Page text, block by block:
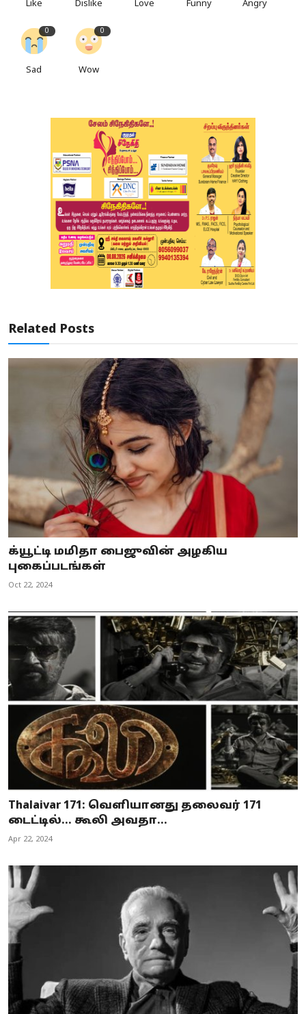
Like Dislike Love Funny Angry
0
Sad
0
Wow
Related Posts
க்யூட்டி மமிதா பைஜுவின் அழகிய
புகைப்படங்கள்
Oct 22, 2024
Thalaivar 171: வெளியானது தலைவர் 171
டைட்டில்… கூலி அவதா...
Apr 22, 2024